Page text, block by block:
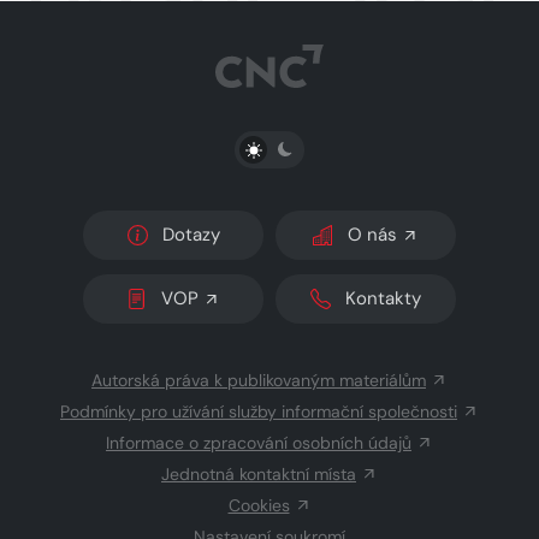
PŘEPNOUT SVĚTLÝ/TMAVÝ REŽIM
Dotazy O nás
VOP Kontakty
Autorská práva k publikovaným materiálům
Podmínky pro užívání služby informační společnosti
Informace o zpracování osobních údajů
Jednotná kontaktní místa
Cookies